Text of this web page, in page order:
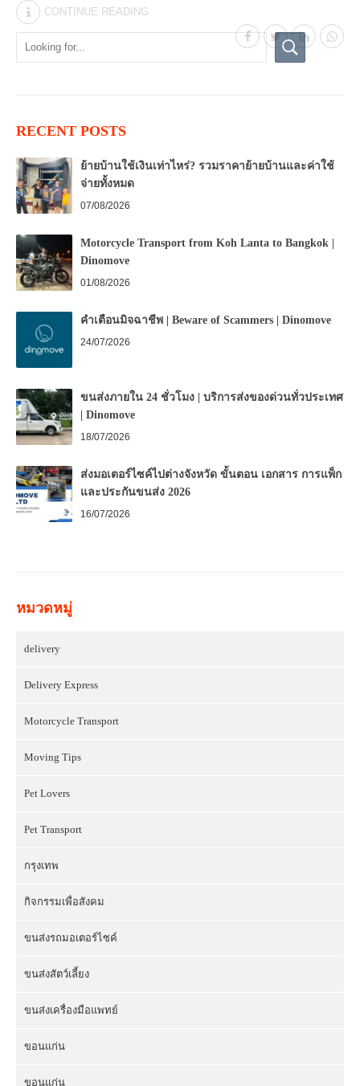
CONTINUE READING
RECENT POSTS
ย้ายบ้านใช้เงินเท่าไหร่? รวมราคาย้ายบ้านและค่าใช้
จ่ายทั้งหมด
07/08/2026
Motorcycle Transport from Koh Lanta to Bangkok |
Dinomove
01/08/2026
คำเตือนมิจฉาชีพ | Beware of Scammers | Dinomove
24/07/2026
ขนส่งภายใน 24 ชั่วโมง | บริการส่งของด่วนทั่วประเทศ
| Dinomove
18/07/2026
ส่งมอเตอร์ไซค์ไปต่างจังหวัด ขั้นตอน เอกสาร การแพ็ก
และประกันขนส่ง 2026
16/07/2026
หมวดหมู่
delivery
Delivery Express
Motorcycle Transport
Moving Tips
Pet Lovers
Pet Transport
กรุงเทพ
กิจกรรมเพื่อสังคม
ขนส่งรถมอเตอร์ไซค์
ขนส่งสัตว์เลี้ยง
ขนส่งเครื่องมือแพทย์
ขอนแก่น
ขอนแก่น